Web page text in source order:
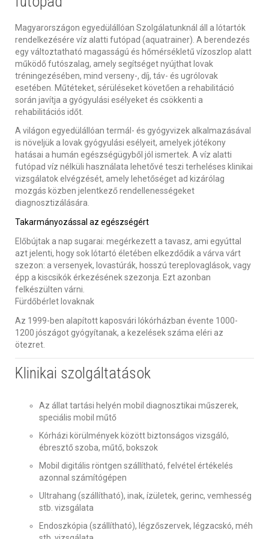
Magyarországon egyedülállóan Szolgálatunknál áll a lótartók
rendelkezésére víz alatti futópad (aquatrainer). A berendezés
egy változtatható magasságú és hőmérsékletű vízoszlop alatt
működő futószalag, amely segítséget nyújthat lovak
tréningezésében, mind verseny-, díj, táv- és ugrólovak
esetében. Műtéteket, sérüléseket követően a rehabilitáció
során javítja a gyógyulási esélyeket és csökkenti a
rehabilitációs időt.
A világon egyedülállóan termál- és gyógyvizek alkalmazásával
is növeljük a lovak gyógyulási esélyeit, amelyek jótékony
hatásai a humán egészségügyből jól ismertek. A víz alatti
futópad víz nélküli használata lehetővé teszi terheléses klinikai
vizsgálatok elvégzését, amely lehetőséget ad kizárólag
mozgás közben jelentkező rendellenességeket
diagnosztizálására.
Takarmányozással az egészségért
Előbújtak a nap sugarai: megérkezett a tavasz, ami egyúttal
azt jelenti, hogy sok lótartó életében elkezdődik a várva várt
szezon: a versenyek, lovastúrák, hosszú tereplovaglások, vagy
épp a kiscsikók érkezésének szezonja. Ezt azonban
felkészülten várni.
Fürdőbérlet lovaknak
Az 1999-ben alapított kaposvári lókórházban évente 1000-
1200 jószágot gyógyítanak, a kezelések száma eléri az
ötezret.
Klinikai szolgáltatások
Az állat tartási helyén mobil diagnosztikai műszerek,
speciális mobil műtő
Kórházi körülmények között biztonságos vizsgáló,
ébresztő szoba, műtő, bokszok
Mobil digitális röntgen szállítható, felvétel értékelés
azonnal számítógépen
Ultrahang (szállítható), inak, ízületek, gerinc, vemhesség
stb. vizsgálata
Endoszkópia (szállítható), légzőszervek, légzacskó, méh